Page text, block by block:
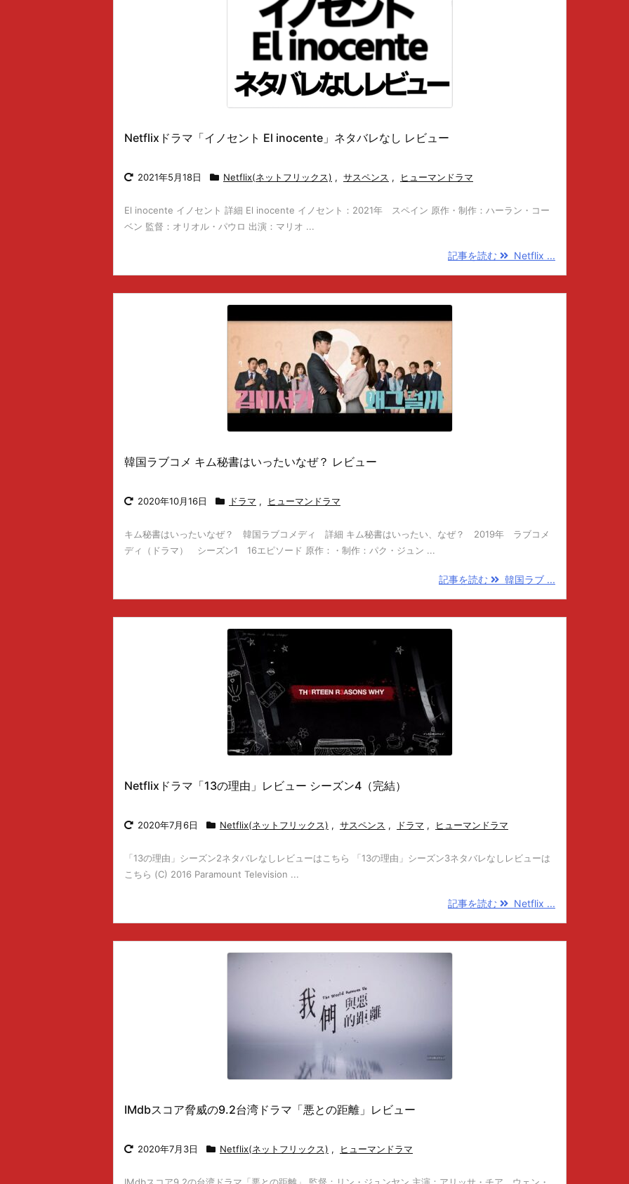
Netflixドラマ「イノセント El inocente」ネタバレなし レビュー
2021年5月18日 Netflix(ネットフリックス) , サスペンス , ヒューマンドラマ
El inocente イノセント 詳細 El inocente イノセント：2021年 スペイン 原作・制作：ハーラン・コー
ベン 監督：オリオル・パウロ 出演：マリオ ...
記事を読む Netflix ...
韓国ラブコメ キム秘書はいったいなぜ？ レビュー
2020年10月16日 ドラマ , ヒューマンドラマ
キム秘書はいったいなぜ？ 韓国ラブコメディ 詳細 キム秘書はいったい、なぜ？ 2019年 ラブコメ
ディ（ドラマ） シーズン1 16エピソード 原作：・制作：パク・ジュン ...
記事を読む 韓国ラブ ...
Netflixドラマ「13の理由」レビュー シーズン4（完結）
2020年7月6日 Netflix(ネットフリックス) , サスペンス , ドラマ , ヒューマンドラマ
「13の理由」シーズン2ネタバレなしレビューはこちら 「13の理由」シーズン3ネタバレなしレビューは
こちら (C) 2016 Paramount Television ...
記事を読む Netflix ...
IMdbスコア脅威の9.2台湾ドラマ「悪との距離」レビュー
2020年7月3日 Netflix(ネットフリックス) , ヒューマンドラマ